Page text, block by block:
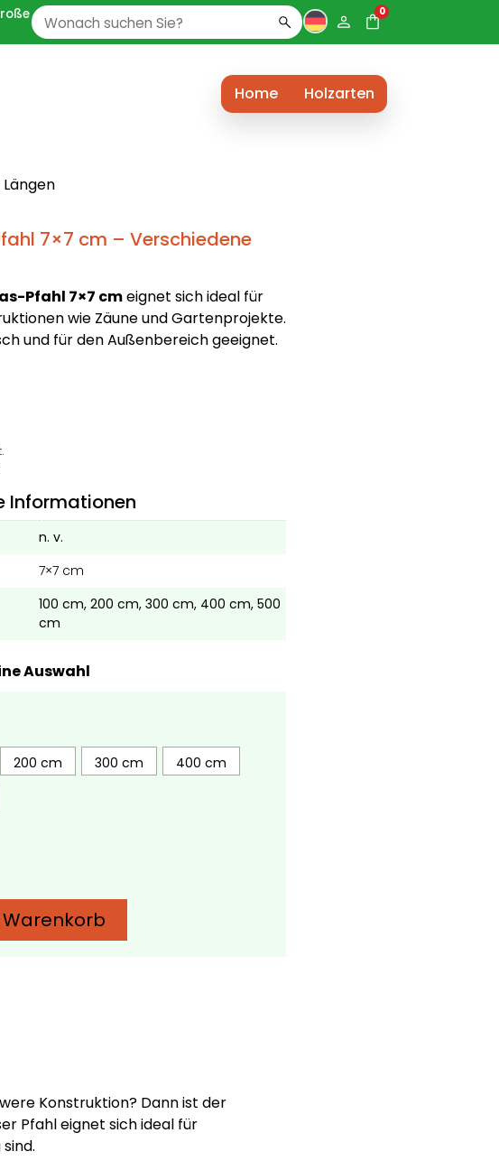
Zoeken
naar:
0
Home Holzarten
7×7 cm – Verschiedene
Pfahl 7×7 cmeignet sich ideal für
wie Zäune und Gartenprojekte.
und für den Außenbereich geeignet.
Informationen
n. v.
7×7 cm
100 cm, 200 cm, 300 cm, 400 cm, 500
cm
Auswahl
200 cm 300 cm
400 cm
Konstruktion? Dann ist der
Pfahl eignet sich ideal für